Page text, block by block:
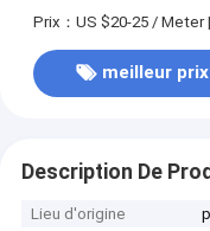
Prix：US $20-25 / Meter
meilleur prix
Description De
Lieu d'origine